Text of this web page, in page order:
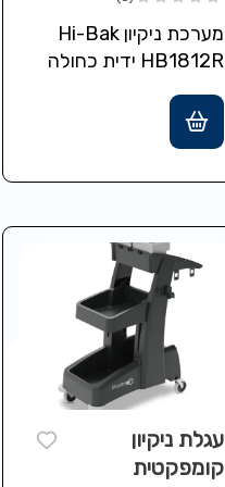
מערכת ניקיון Hi-Bak
HB1812R ידית כחולה
פרבולי להפרדת מים
Structofoam,
גלגלים…
עגלת ניקיון
קומפקטית